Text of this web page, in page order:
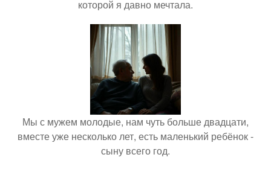
которой я давно мечтала.
Мы с мужем молодые, нам чуть больше двадцати,
вместе уже несколько лет, есть маленький ребёнок -
сыну всего год.